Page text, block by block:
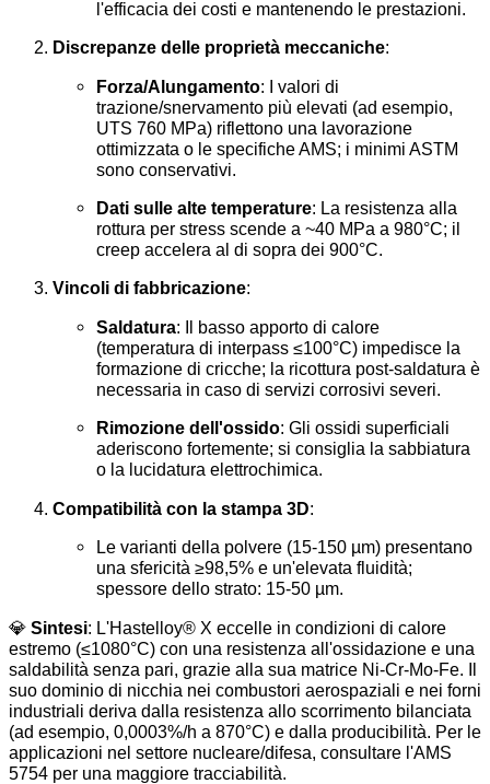
l'efficacia dei costi e mantenendo le prestazioni.
Discrepanze delle proprietà meccaniche:
Forza/Alungamento: I valori di
trazione/snervamento più elevati (ad esempio,
UTS 760 MPa) riflettono una lavorazione
ottimizzata o le specifiche AMS; i minimi ASTM
sono conservativi.
Dati sulle alte temperature: La resistenza alla
rottura per stress scende a ~40 MPa a 980°C; il
creep accelera al di sopra dei 900°C.
Vincoli di fabbricazione:
Saldatura: Il basso apporto di calore
(temperatura di interpass ≤100°C) impedisce la
formazione di cricche; la ricottura post-saldatura è
necessaria in caso di servizi corrosivi severi.
Rimozione dell'ossido: Gli ossidi superficiali
aderiscono fortemente; si consiglia la sabbiatura
o la lucidatura elettrochimica.
Compatibilità con la stampa 3D:
Le varianti della polvere (15-150 µm) presentano
una sfericità ≥98,5% e un'elevata fluidità;
spessore dello strato: 15-50 µm.
💎 Sintesi: L'Hastelloy® X eccelle in condizioni di calore
estremo (≤1080°C) con una resistenza all'ossidazione e una
saldabilità senza pari, grazie alla sua matrice Ni-Cr-Mo-Fe. Il
suo dominio di nicchia nei combustori aerospaziali e nei forni
industriali deriva dalla resistenza allo scorrimento bilanciata
(ad esempio, 0,0003%/h a 870°C) e dalla producibilità. Per le
applicazioni nel settore nucleare/difesa, consultare l'AMS
5754 per una maggiore tracciabilità.